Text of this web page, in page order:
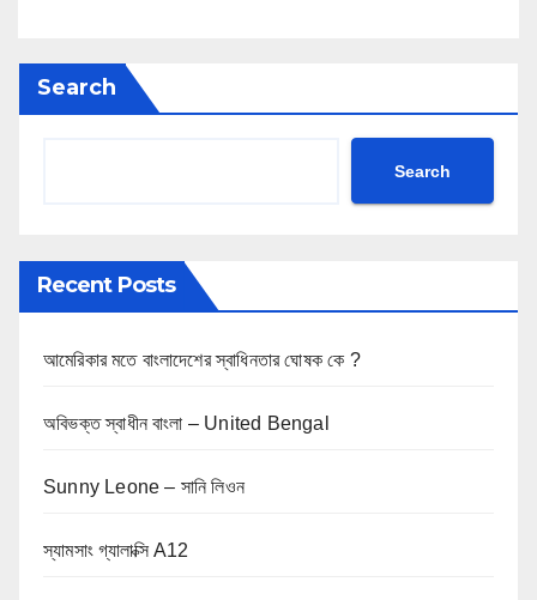
Search
Search
Recent Posts
আমেরিকার মতে বাংলাদেশের স্বাধিনতার ঘোষক কে ?
অবিভক্ত স্বাধীন বাংলা – United Bengal
Sunny Leone – সানি লিওন
স্যামসাং গ্যালাক্সি A12